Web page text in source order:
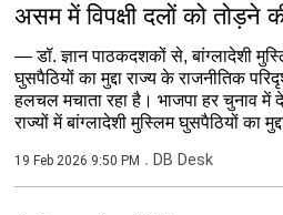
असम में विपक्षी दलों को तोड़ने
— डॉ. ज्ञान पाठकदशकों से, बांग्लादेशी
घुसपैठियों का मुद्दा राज्य के राजनीतिक
हलचल मचाता रहा है। भाजपा हर चुनाव में
राज्यों में बांग्लादेशी मुस्लिम घुसपैठियों का
19 Feb 2026 9:50 PM DB Desk